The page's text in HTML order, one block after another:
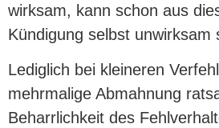
wirksam, kann schon aus
Kündigung selbst unwirksam
Lediglich bei kleineren
mehrmalige Abmahnung
Beharrlichkeit des